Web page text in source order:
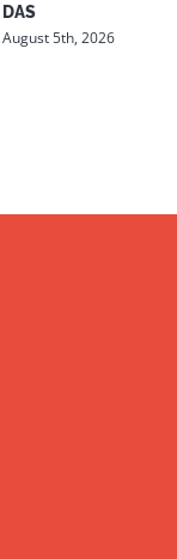
DAS
August 5th, 2026